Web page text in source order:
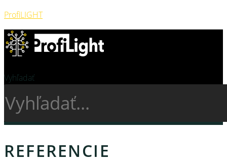
ProfiLIGHT
Vyhľadať
REFERENCIE